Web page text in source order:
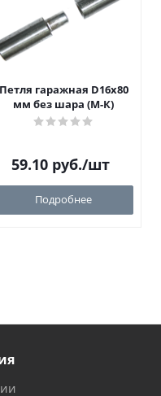
Петля гаражная D16х80
мм без шара (М-К)
59.10 руб./шт
Подробнее